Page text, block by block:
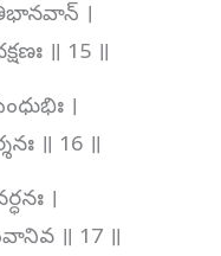
।
॥ 15 ॥
।
॥ 16 ॥
।
॥ 17 ॥